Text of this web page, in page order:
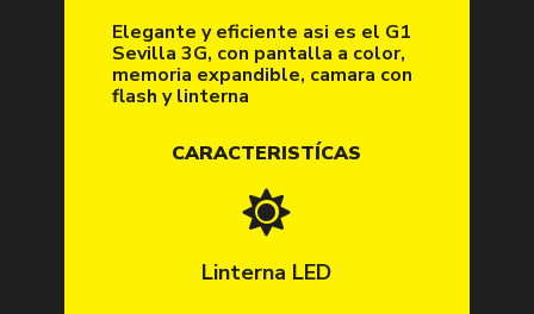
Elegante y eficiente asi es el G1
Sevilla 3G, con pantalla a color,
memoria expandible, camara con
flash y linterna
CARACTERISTÍCAS
Linterna LED